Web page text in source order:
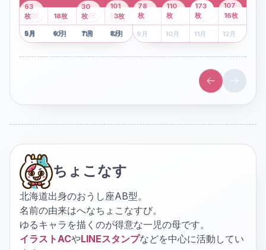
1月
2枚 2月 3月 4月
8枚
5月
41 枚
6月
13枚
7月
6枚
8月
101
枚
9月
63
枚
10月
18枚
11月
30
枚
12月
3枚 1月 2月 3月
43
枚
4月
107
枚
5 月
78
枚
6月
110
枚
7月
173
枚
8月
16枚
9 月 10月 11月 12月
ちょこなす
北海道出身のおうし座AB型。
名前の由来はへなちょこなすび。
ゆるキャラを描くのが得意な一児の母です。
イラストACやLINEスタンプなどを中心に活動してい